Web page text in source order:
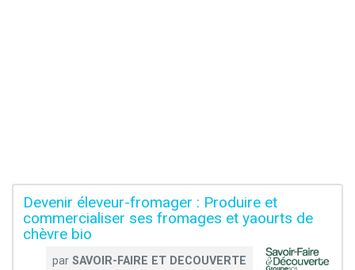
Devenir éleveur-fromager : Produire et
commercialiser ses fromages et yaourts de
chèvre bio
par SAVOIR-FAIRE ET DECOUVERTE